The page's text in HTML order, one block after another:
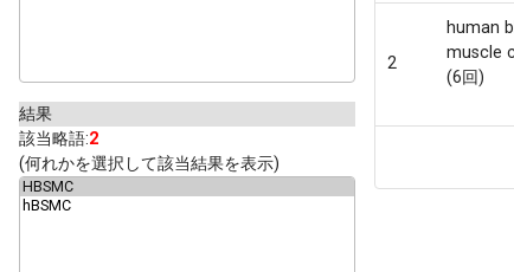
結果
該当略語:2
(何れかを選択して該当結果を表示)
2
human
muscle
(6回)